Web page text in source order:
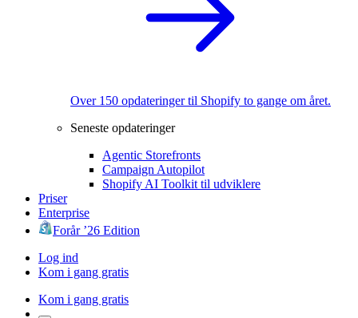
Over 150 opdateringer til Shopify to gange om året.
Seneste opdateringer
Agentic Storefronts
Campaign Autopilot
Shopify AI Toolkit til udviklere
Priser
Enterprise
Forår ’26 Edition
Log ind
Kom i gang gratis
Kom i gang gratis